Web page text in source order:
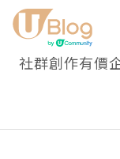
社群創作有價